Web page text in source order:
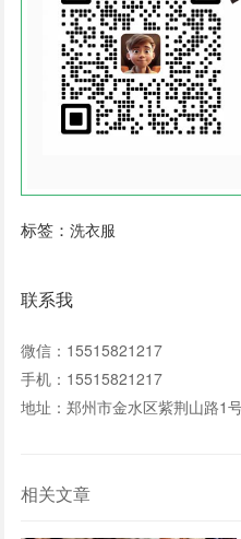
标签：洗衣服
联系我
微信：15515821217
手机：15515821217
地址：郑州市金水区紫荆山路1
相关文章